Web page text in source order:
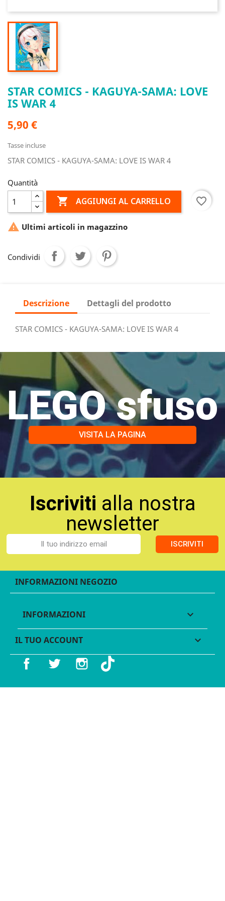
STAR COMICS - KAGUYA-SAMA: LOVE
IS WAR 4
5,90 €
Tasse incluse
STAR COMICS - KAGUYA-SAMA: LOVE IS WAR 4
Quantità
 AGGIUNGI AL CARRELLO favorite_border
 Ultimi articoli in magazzino
Condividi
Descrizione Dettagli del prodotto
STAR COMICS - KAGUYA-SAMA: LOVE IS WAR 4
LEGO sfuso
VISITA LA PAGINA
Iscriviti alla nostra
newsletter
ISCRIVITI
INFORMAZIONI NEGOZIO
INFORMAZIONI 
IL TUO ACCOUNT 
Facebook Twitter Instagram